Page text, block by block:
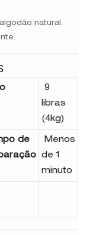
natural.
9
libras
(4kg)
de
Menos
de 1
minuto